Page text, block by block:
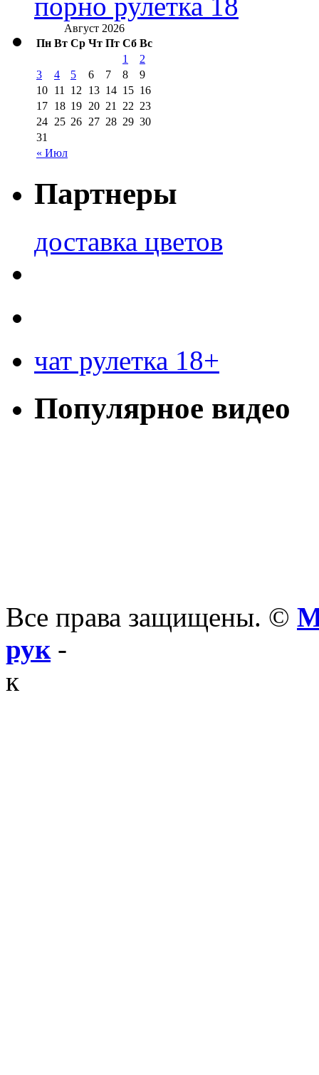
порно рулетка 18
Август 2026
Пн Вт Ср Чт Пт Сб Вс
« Июл
1
2
3
4 5 6 7 8
9
10 11 12 13 14 15 16
17 18 19 20 21 22 23
24 25 26 27 28 29 30
31
Партнеры
доставка цветов
чат рулетка 18+
Популярное видео
Все права защищены. ©
рук-
к